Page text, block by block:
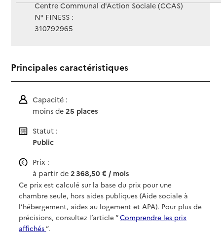
Centre Communal d'Action Sociale (CCAS)
N° FINESS :
310792965
Principales caractéristiques
Capacité :
moins de25 places
Statut :
Public
Prix :
à partir de2 368,50 € / mois
Ce prix est calculé sur la base du prix pour une
chambre seule, hors aides publiques (Aide sociale à
l’hébergement, aides au logement et APA). Pour plus de
précisions, consultez l’article “Comprendre les prix
affichés”.